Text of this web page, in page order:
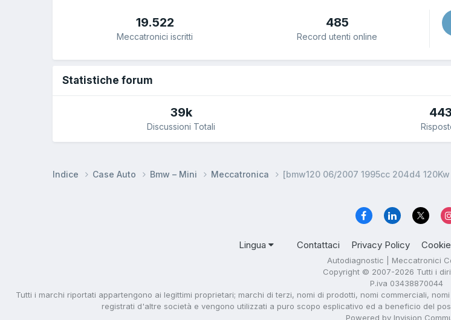
19.522
Meccatronici iscritti
485
Record utenti online
Statistiche forum
39k
Discussioni Totali
Indice Case Auto Bmw – Mini Meccatronica [bmw120 06/2007 1995cc 204d4
Lingua Contattaci Privacy Policy
Autodiagnostic | Meccatronici
Copyright © 2007-2026 Tutti i
P.iva 03438870044
Tutti i marchi riportati appartengono ai legittimi proprietari; marchi di terzi, nomi di prodotti, nomi commerciali,
registrati d'altre società e vengono utilizzati a puro scopo esplicativo ed a beneficio del
Powered by Invision